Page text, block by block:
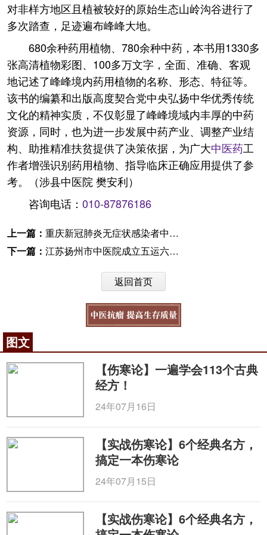
对非样方地区且植被较好的原始生态山岭沟谷进行了
多次踏查，足迹遍布峰峰大地。
680余种药用植物、780余种中药，本书用1330多
张高清植物彩图、100多万文字，全面、准确、客观
地记述了峰峰境内药用植物的名称、形态、特征等。
该书的编纂和出版高度契合党中央弘扬中华优秀传统
文化的精神实质，不仅彰显了峰峰境域内丰厚的中药
资源，同时，也为进一步发展中药产业、调整产业结
构、助推精准扶贫提供了决策依据，为广大中医药工
作者增强识别药用植物、指导临床正确应用提供了参
考。（涉县中医院 樊安利）
咨询电话： 010-87876186
上一篇： 重庆新冠肺炎无症状感染者中药制剂获批
下一篇： 江苏扬州市中医院成立五运六气研习小组
返回首页
图文
【伤寒论】一遍学会113个古典
经方！
24年07月16日
【实战伤寒论】6个经典名方，
搞定一本伤寒论
24年07月15日
【实战伤寒论】6个经典名方，